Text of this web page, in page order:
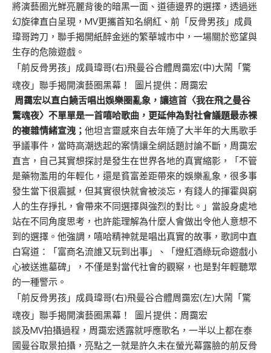
將演藝圈光鮮亮麗背後的暗黑一面、道德邊界的選擇，透過迷
幻旋律直白呈現，MV更攜首知名網紅、前「反骨男孩」成員
瑋哥跨刀，聯手揭開紙醉金迷的繁華城市中，一場關於慾望與
生存的危險遊戲。
「前反骨男孩」成員瑋哥(右)飛曼谷合體周靄宏(中)大鬧「驚
魂夜」聯手揭開演藝圈黑幕！ 圖片提供：周靄宏
周靄宏以直白饒舌唱出娛樂圈亂象，讓這首〈我在飛之曼谷
驚魂夜〉不單單是一首嘻哈歌曲，更延伸為對社會議題最赤裸
的複雜情緒宣洩； 他坦言靈感來自去年燒了大半年的大馬歌手
爭議事件，當時高潮迭起的案情讓全網話題討論不斷，周靄宏
直言，自己其實想探討是發生在世界各地的真實縮影，「不管
是藥物濫用的年輕化，還是貧富差距帶來的娛樂亂象，很多事
發生當下很震撼，但其實很快就會被淡忘，有錢人的揮霍與窮
人的生存掙扎，會帶來不同選擇與強烈的對比。」當設身處地
站在不同角度思考，也許能理解為什麼人會做出令他人意想不
到的選擇。他強調，嘻哈精神就是唱出真實的故事，歌詞中直
白寫道：「富商名流誰又玩到出事」、「燈紅酒綠玩命遊戲小
心被送進墓碑」，不僅是對當代社會的觀察，也是對年輕聽眾
的一種警示。
「前反骨男孩」成員瑋哥(右)飛曼谷合體周靄宏(左)大鬧「驚
魂夜」聯手揭開演藝圈黑幕！ 圖片提供：周靄宏
談及MV拍攝過程，周靄宏透露就呼應歌名，一半以上都在泰
國曼谷取景拍攝，亮點之一就是許久未在螢光幕露臉的前反骨